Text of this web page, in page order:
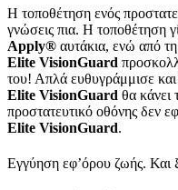
Η τοποθέτηση ενός
γνώσεις πια. Η τοποθέτηση
Apply® αυτάκια, ενώ από
Elite VisionGuard
του! Απλά ευθυγράμμισε
Elite VisionGuard θα κάνει
προστατευτικό οθόνης δεν
Elite VisionGuard.
Εγγύηση εφ’όρου ζωής. Και